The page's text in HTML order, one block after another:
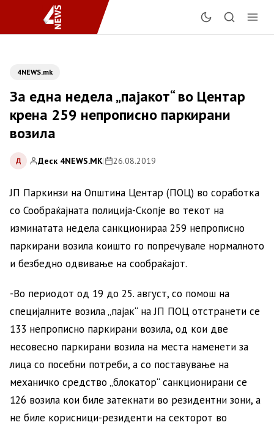
4NEWS.mk
За една недела „пајакот“ во Центар
крена 259 непрописно паркирани
возила
Д Деск 4NEWS.MK| 26.08.2019
ЈП Паркинзи на Општина Центар (ПОЦ) во соработка
со Сообраќајната полиција-Скопје во текот на
изминатата недела санкционираа 259 непрописно
паркирани возила коишто го попречувале нормалното
и безбедно одвивање на сообраќајот.
-Во периодот од 19 до 25. август, со помош на
специјалните возила „пајак“ на ЈП ПОЦ отстранети се
133 непрописно паркирани возила, од кои две
несовесно паркирани возила на места наменети за
лица со посебни потреби, а со поставување на
механичко средство „блокатор“ санкционирани се
126 возила кои биле затекнати во резидентни зони, а
не биле корисници-резиденти на секторот во